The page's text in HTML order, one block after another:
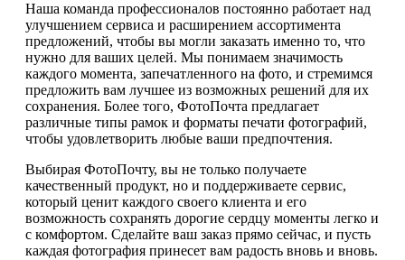
Наша команда профессионалов постоянно работает над
улучшением сервиса и расширением ассортимента
предложений, чтобы вы могли заказать именно то, что
нужно для ваших целей. Мы понимаем значимость
каждого момента, запечатленного на фото, и стремимся
предложить вам лучшее из возможных решений для их
сохранения. Более того, ФотоПочта предлагает
различные типы рамок и форматы печати фотографий,
чтобы удовлетворить любые ваши предпочтения.
Выбирая ФотоПочту, вы не только получаете
качественный продукт, но и поддерживаете сервис,
который ценит каждого своего клиента и его
возможность сохранять дорогие сердцу моменты легко и
с комфортом. Сделайте ваш заказ прямо сейчас, и пусть
каждая фотография принесет вам радость вновь и вновь.